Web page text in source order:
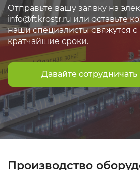
Отправьте вашу заявку на
info@ftkrostr.ru или оставьте
наши специалисты свяжутся с
кратчайшие сроки.
Давайте сотрудничать
Производство